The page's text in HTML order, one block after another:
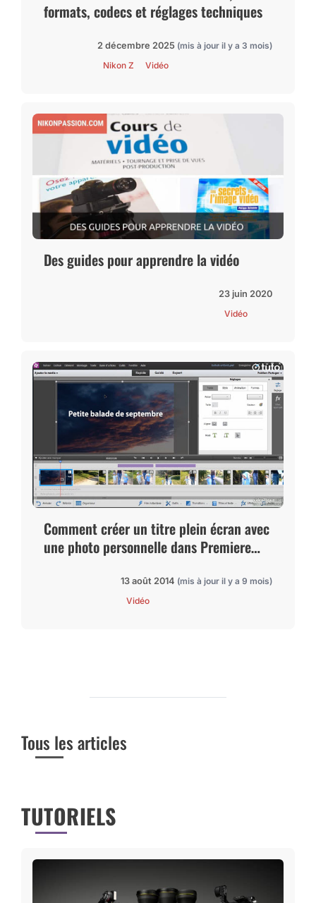
formats, codecs et réglages techniques
2 décembre 2025 (mis à jour il y a 3 mois)
Nikon Z
Vidéo
Des guides pour apprendre la vidéo
23 juin 2020
Vidéo
Comment créer un titre plein écran avec
une photo personnelle dans Premiere
13 août 2014 (mis à jour il y a 9 mois)
Vidéo
Tous les articles
TUTORIELS